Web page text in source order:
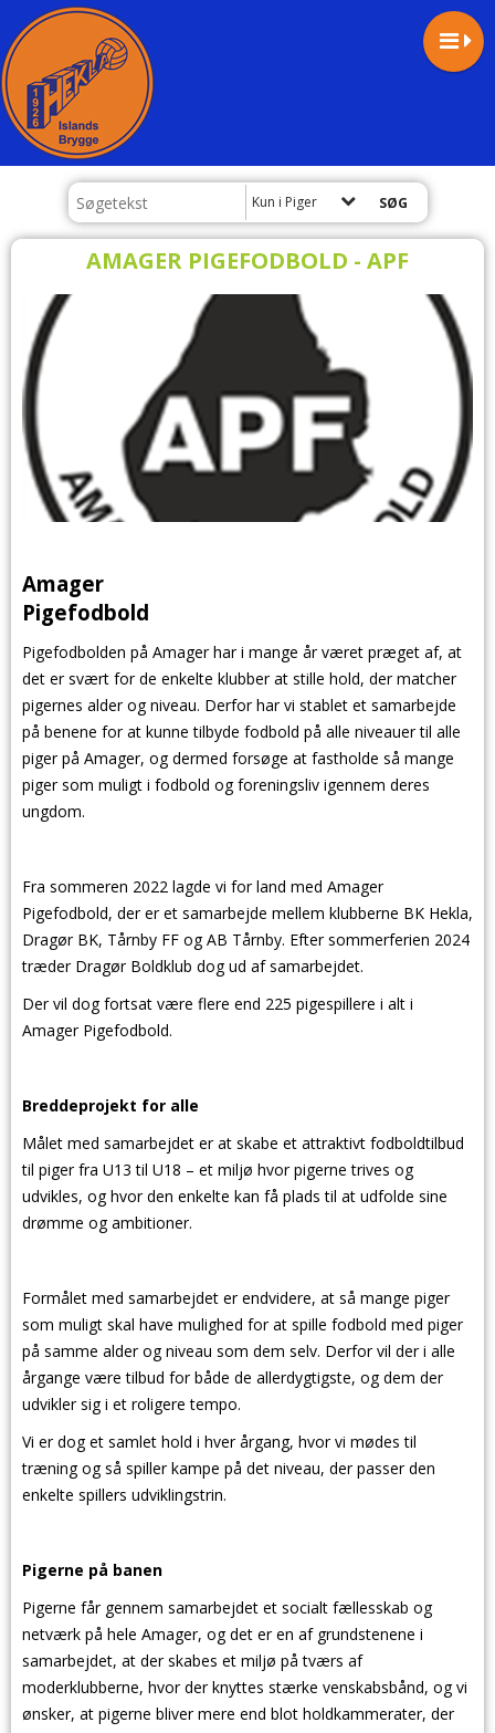
Kun i Piger
AMAGER PIGEFODBOLD - APF
Amager
Pigefodbolden på Amager har i mange år været præget af, at
det er svært for de enkelte klubber at stille hold, der matcher
pigernes alder og niveau. Derfor har vi stablet et samarbejde
på benene for at kunne tilbyde fodbold på alle niveauer til alle
piger på Amager, og dermed forsøge at fastholde så mange
piger som muligt i fodbold og foreningsliv igennem deres
ungdom.
Fra sommeren 2022 lagde vi for land med Amager
Pigefodbold, der er et samarbejde mellem klubberne BK Hekla,
Dragør BK, Tårnby FF og AB Tårnby. Efter sommerferien 2024
træder Dragør Boldklub dog ud af samarbejdet.
Der vil dog fortsat være flere end 225 pigespillere i alt i
Amager Pigefodbold.
Breddeprojekt for alle
Målet med samarbejdet er at skabe et attraktivt fodboldtilbud
til piger fra U13 til U18 – et miljø hvor pigerne trives og
udvikles, og hvor den enkelte kan få plads til at udfolde sine
drømme og ambitioner.
Formålet med samarbejdet er endvidere, at så mange piger
som muligt skal have mulighed for at spille fodbold med piger
på samme alder og niveau som dem selv. Derfor vil der i alle
årgange være tilbud for både de allerdygtigste, og dem der
udvikler sig i et roligere tempo.
Vi er dog et samlet hold i hver årgang, hvor vi mødes til
træning og så spiller kampe på det niveau, der passer den
enkelte spillers udviklingstrin.
Pigerne på banen
Pigerne får gennem samarbejdet et socialt fællesskab og
netværk på hele Amager, og det er en af grundstenene i
samarbejdet, at der skabes et miljø på tværs af
moderklubberne, hvor der knyttes stærke venskabsbånd, og vi
ønsker, at pigerne bliver mere end blot holdkammerater, der